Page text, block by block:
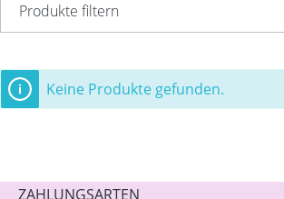
Produkte filtern
Keine Produkte gefunden.
ZAHLUNGSARTEN